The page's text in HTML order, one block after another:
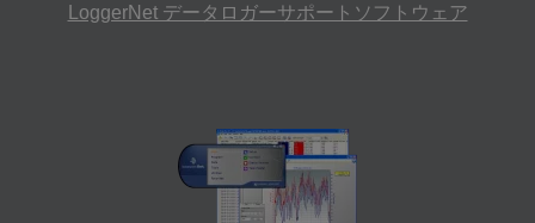
LoggerNet データロガーサポートソフトウェア